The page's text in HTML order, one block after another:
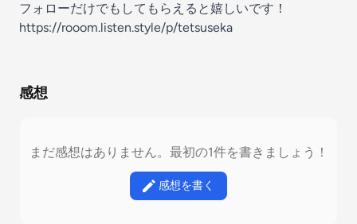
フォローだけでもしてもらえると嬉しいです！
⁠⁠⁠⁠https://rooom.listen.style/p/tetsuseka
感想
まだ感想はありません。最初の1件を書きましょう！
感想を書く